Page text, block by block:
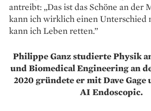
antreibt: „Das ist das Schöne an der
kann ich wirklich einen Unterschied
kann ich Leben retten.”
Philippe Ganz studierte Physik
und Biomedical Engineering an
2020 gründete er mit Dave Gage
AI Endoscopic.